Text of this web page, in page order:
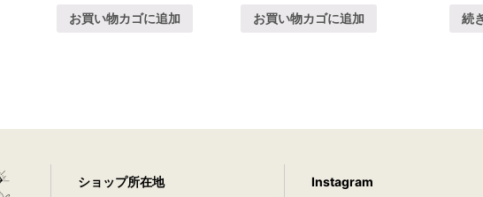
お買い物カゴに追加 お買い物カゴに追加 続
ショップ所在地 Instagram